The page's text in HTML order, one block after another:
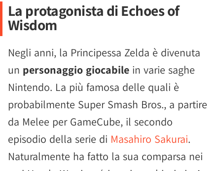
La protagonista di Echoes of
Wisdom
Negli anni, la Principessa Zelda è divenuta
un personaggio giocabile in varie saghe
Nintendo. La più famosa delle quali è
probabilmente Super Smash Bros., a partire
da Melee per GameCube, il secondo
episodio della serie di Masahiro Sakurai.
Naturalmente ha fatto la sua comparsa nei